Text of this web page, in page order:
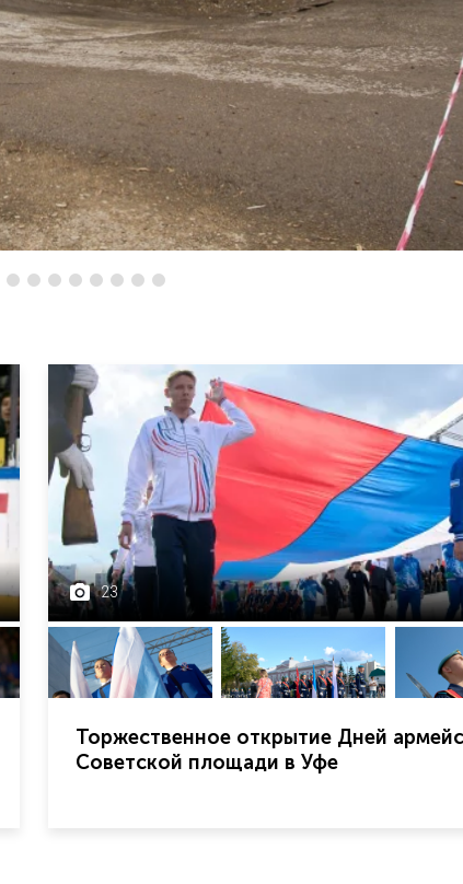
23
Торжественное открытие Дней
Советской площади в Уфе